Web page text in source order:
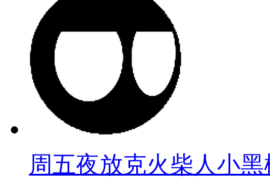
周五夜放克火柴人小黑